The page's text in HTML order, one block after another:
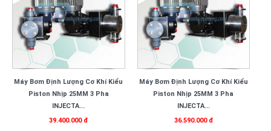
Máy Bơm Định Lượng Cơ Khí Kiểu
Piston Nhịp 25MM 3 Pha
INJECTA...
39.400.000 đ
Máy Bơm Định Lượng Cơ Khí Kiểu
Piston Nhịp 25MM 3 Pha
INJECTA...
36.590.000 đ